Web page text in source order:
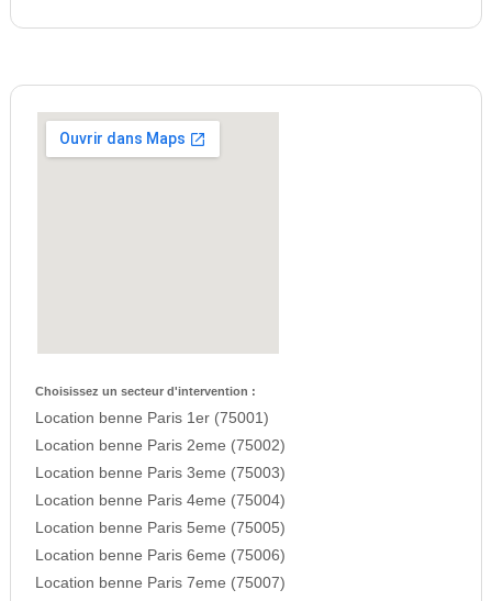
Choisissez un secteur d'intervention :
Location benne Paris 1er (75001)
Location benne Paris 2eme (75002)
Location benne Paris 3eme (75003)
Location benne Paris 4eme (75004)
Location benne Paris 5eme (75005)
Location benne Paris 6eme (75006)
Location benne Paris 7eme (75007)